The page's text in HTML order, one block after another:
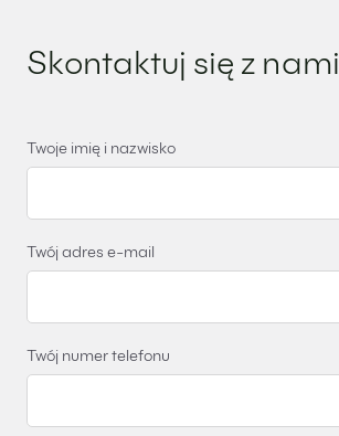
Skontaktuj się z nami
Twoje imię i nazwisko
Twój adres e-mail
Twój numer telefonu